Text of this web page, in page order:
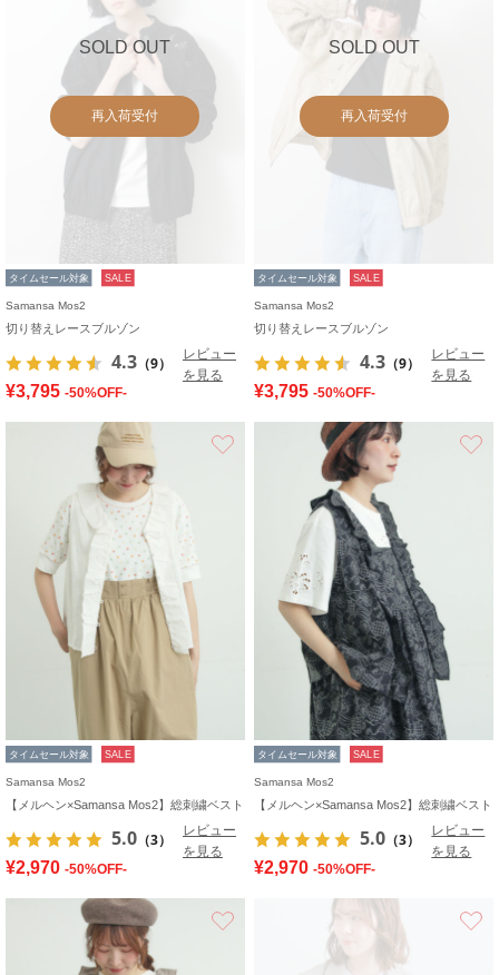
SOLD OUT
再入荷受付
タイムセール対象 SALE
Samansa Mos2
切り替えレースブルゾン
4.3 （9）
レビュー
を見る
¥3,795 -50%OFF-
SOLD OUT
再入荷受付
タイムセール対象 SALE
Samansa Mos2
切り替えレースブルゾン
4.3 （9）
レビュー
を見る
¥3,795 -50%OFF-
タイムセール対象 SALE
Samansa Mos2
【メルヘン×Samansa Mos2】総刺繍ベスト
5.0 （3）
レビュー
を見る
¥2,970 -50%OFF-
タイムセール対象 SALE
Samansa Mos2
【メルヘン×Samansa Mos2】総刺繍ベスト
5.0 （3）
レビュー
を見る
¥2,970 -50%OFF-